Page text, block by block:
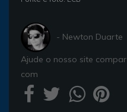
- Newton Duarte
Ajude o nosso site
com